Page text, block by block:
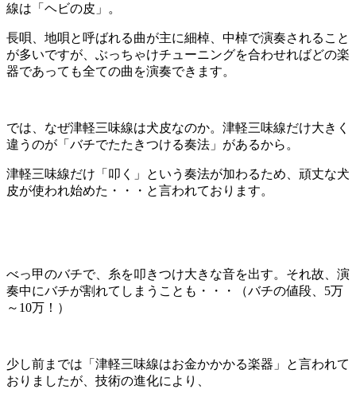
線は「ヘビの皮」。
長唄、地唄と呼ばれる曲が主に細棹、中棹で演奏されること
が多いですが、ぶっちゃけチューニングを合わせればどの楽
器であっても全ての曲を演奏できます。
では、なぜ津軽三味線は犬皮なのか。津軽三味線だけ大きく
違うのが「バチでたたきつける奏法」があるから。
津軽三味線だけ「叩く」という奏法が加わるため、頑丈な犬
皮が使われ始めた・・・と言われております。
べっ甲のバチで、糸を叩きつけ大きな音を出す。それ故、演
奏中にバチが割れてしまうことも・・・（バチの値段、5万
～10万！）
少し前までは「津軽三味線はお金かかかる楽器」と言われて
おりましたが、技術の進化により、